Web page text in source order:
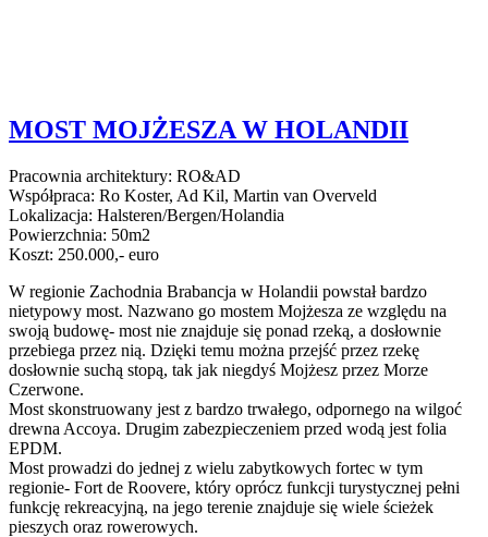
MOST MOJŻESZA W HOLANDII
Pracownia architektury: RO&AD
Współpraca: Ro Koster, Ad Kil, Martin van Overveld
Lokalizacja: Halsteren/Bergen/Holandia
Powierzchnia: 50m2
Koszt: 250.000,- euro
W regionie Zachodnia Brabancja w Holandii powstał bardzo
nietypowy most. Nazwano go mostem Mojżesza ze względu na
swoją budowę- most nie znajduje się ponad rzeką, a dosłownie
przebiega przez nią. Dzięki temu można przejść przez rzekę
dosłownie suchą stopą, tak jak niegdyś Mojżesz przez Morze
Czerwone.
Most skonstruowany jest z bardzo trwałego, odpornego na wilgoć
drewna Accoya. Drugim zabezpieczeniem przed wodą jest folia
EPDM.
Most prowadzi do jednej z wielu zabytkowych fortec w tym
regionie- Fort de Roovere, który oprócz funkcji turystycznej pełni
funkcję rekreacyjną, na jego terenie znajduje się wiele ścieżek
pieszych oraz rowerowych.